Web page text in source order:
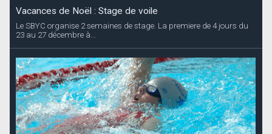
Vacances de Noël : Stage de voile
Le SBYC organise 2 semaines de stage. La premiere de 4 jours du
23 au 27 décembre à...